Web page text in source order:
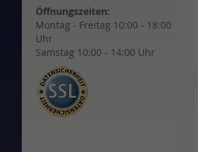
Öffnungszeiten:
Montag - Freitag 10:00 - 18:00
Uhr
Samstag 10:00 - 14:00 Uhr